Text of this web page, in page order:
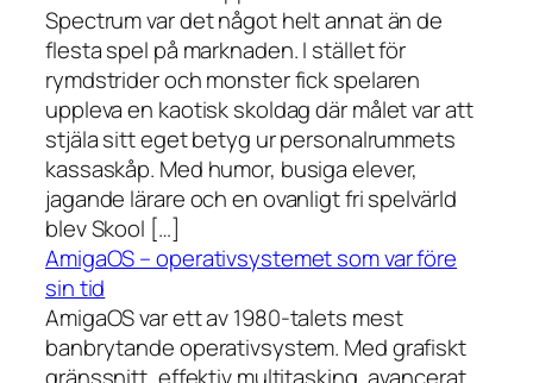
Spectrum var det något helt annat än de
flesta spel på marknaden. I stället för
rymdstrider och monster fick spelaren
uppleva en kaotisk skoldag där målet var att
stjäla sitt eget betyg ur personalrummets
kassaskåp. Med humor, busiga elever,
jagande lärare och en ovanligt fri spelvärld
blev Skool […]
AmigaOS – operativsystemet som var före
sin tid
AmigaOS var ett av 1980-talets mest
banbrytande operativsystem. Med grafiskt